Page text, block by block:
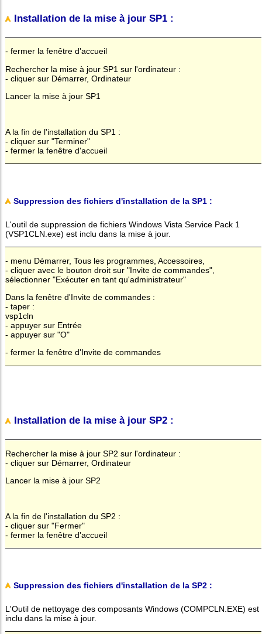
Installation de la mise à jour SP1 :
- fermer la fenêtre d'accueil
Rechercher la mise à jour SP1 sur l'ordinateur :
- cliquer sur Démarrer, Ordinateur
Lancer la mise à jour SP1
A la fin de l'installation du SP1 :
- cliquer sur "Terminer"
- fermer la fenêtre d'accueil
Suppression des fichiers d'installation de la SP1 :
L'outil de suppression de fichiers Windows Vista Service Pack 1
(VSP1CLN.exe) est inclu dans la mise à jour.
- menu Démarrer, Tous les programmes, Accessoires,
- cliquer avec le bouton droit sur "Invite de commandes",
sélectionner "Exécuter en tant qu'administrateur"
Dans la fenêtre d'Invite de commandes :
- taper :
vsp1cln
- appuyer sur Entrée
- appuyer sur "O"
- fermer la fenêtre d'Invite de commandes
Installation de la mise à jour SP2 :
Rechercher la mise à jour SP2 sur l'ordinateur :
- cliquer sur Démarrer, Ordinateur
Lancer la mise à jour SP2
A la fin de l'installation du SP2 :
- cliquer sur "Fermer"
- fermer la fenêtre d'accueil
Suppression des fichiers d'installation de la SP2 :
L'Outil de nettoyage des composants Windows (COMPCLN.EXE) est
inclu dans la mise à jour.